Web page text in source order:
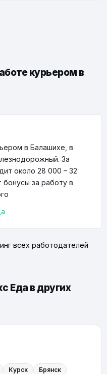
курьером в
в Балашихе, в
За
около 28 000 – 32
за работу в
всех работодателей
Еда в других
Курск
Брянск